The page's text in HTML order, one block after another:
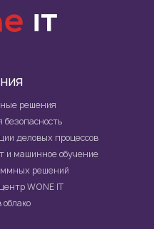
решения
деловых процессов
и машинное обучение
решений
WONE IT